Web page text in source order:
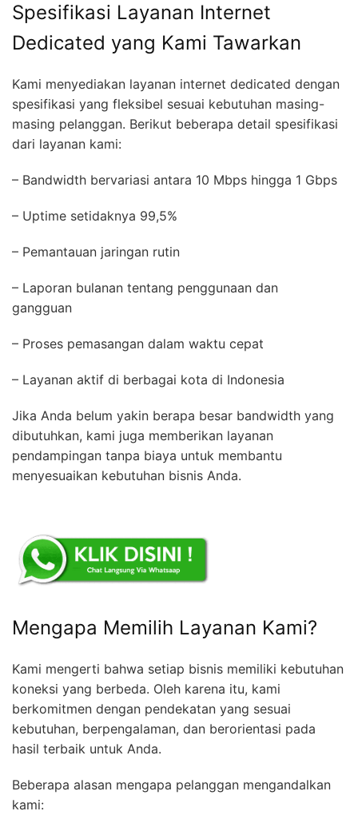
Spesifikasi Layanan Internet
Dedicated yang Kami Tawarkan
Kami menyediakan layanan internet dedicated dengan
spesifikasi yang fleksibel sesuai kebutuhan masing-
masing pelanggan. Berikut beberapa detail spesifikasi
dari layanan kami:
– Bandwidth bervariasi antara 10 Mbps hingga 1 Gbps
– Uptime setidaknya 99,5%
– Pemantauan jaringan rutin
– Laporan bulanan tentang penggunaan dan
gangguan
– Proses pemasangan dalam waktu cepat
– Layanan aktif di berbagai kota di Indonesia
Jika Anda belum yakin berapa besar bandwidth yang
dibutuhkan, kami juga memberikan layanan
pendampingan tanpa biaya untuk membantu
menyesuaikan kebutuhan bisnis Anda.
Mengapa Memilih Layanan Kami?
Kami mengerti bahwa setiap bisnis memiliki kebutuhan
koneksi yang berbeda. Oleh karena itu, kami
berkomitmen dengan pendekatan yang sesuai
kebutuhan, berpengalaman, dan berorientasi pada
hasil terbaik untuk Anda.
Beberapa alasan mengapa pelanggan mengandalkan
kami: